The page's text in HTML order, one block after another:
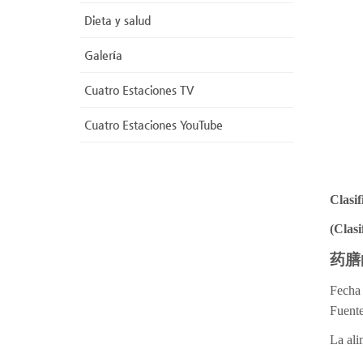
药
La
Dieta y salud
Galería
Cuatro Estaciones TV
Cuatro Estaciones YouTube